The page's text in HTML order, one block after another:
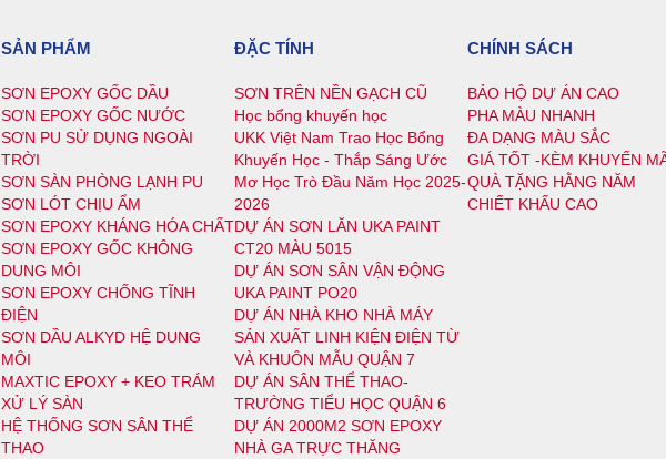
SẢN PHẨM
SƠN EPOXY GỐC DẦU
SƠN EPOXY GỐC NƯỚC
SƠN PU SỬ DỤNG NGOÀI
TRỜI
SƠN SÀN PHÒNG LẠNH PU
SƠN LÓT CHỊU ẨM
SƠN EPOXY KHÁNG HÓA CHẤT
SƠN EPOXY GỐC KHÔNG
DUNG MÔI
SƠN EPOXY CHỐNG TĨNH
ĐIỆN
SƠN DẦU ALKYD HỆ DUNG
MÔI
MAXTIC EPOXY + KEO TRÁM
XỬ LÝ SÀN
HỆ THỐNG SƠN SÂN THỂ
THAO
ĐẶC TÍNH
SƠN TRÊN NỀN GẠCH CŨ
Học bổng khuyến học
UKK Việt Nam Trao Học Bổng
Khuyến Học - Thắp Sáng Ước
Mơ Học Trò Đầu Năm Học 2025-
2026
DỰ ÁN SƠN LĂN UKA PAINT
CT20 MÀU 5015
DỰ ÁN SƠN SÂN VẬN ĐỘNG
UKA PAINT PO20
DỰ ÁN NHÀ KHO NHÀ MÁY
SẢN XUẤT LINH KIỆN ĐIỆN TỪ
VÀ KHUÔN MẪU QUẬN 7
DỰ ÁN SÂN THỂ THAO-
TRƯỜNG TIỂU HỌC QUẬN 6
DỰ ÁN 2000M2 SƠN EPOXY
NHÀ GA TRỰC THĂNG
CHÍNH SÁCH
BẢO HỘ DỰ ÁN CAO
PHA MÀU NHANH
ĐA DẠNG MÀU SẮC
GIÁ TỐT -KÈM KHUYẾN
QUÀ TẶNG HẰNG NĂM
CHIẾT KHẤU CAO